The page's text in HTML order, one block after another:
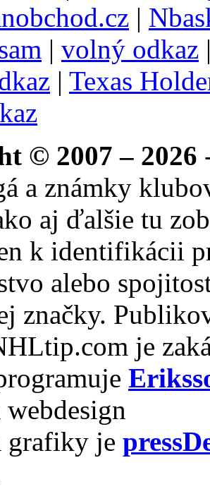
|
| volný odkaz
| Texas
© 2007 – 2026
a známky
aj ďalšie tu
k identifikácii
alebo
značky.
je
grafiky je